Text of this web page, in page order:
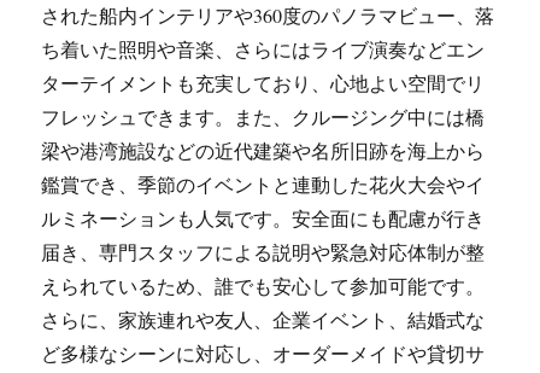
された船内インテリアや360度のパノラマビュー、落
ち着いた照明や音楽、さらにはライブ演奏などエン
ターテイメントも充実しており、心地よい空間でリ
フレッシュできます。また、クルージング中には橋
梁や港湾施設などの近代建築や名所旧跡を海上から
鑑賞でき、季節のイベントと連動した花火大会やイ
ルミネーションも人気です。安全面にも配慮が行き
届き、専門スタッフによる説明や緊急対応体制が整
えられているため、誰でも安心して参加可能です。
さらに、家族連れや友人、企業イベント、結婚式な
ど多様なシーンに対応し、オーダーメイドや貸切サ